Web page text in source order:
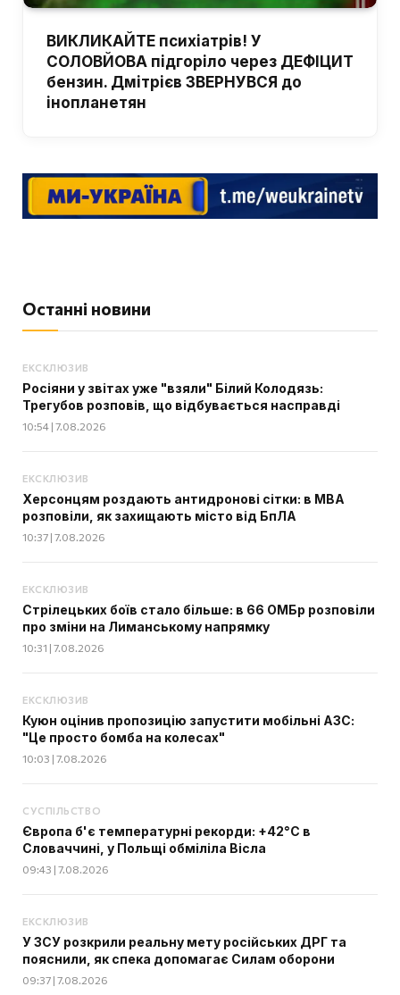
ВИКЛИКАЙТЕ психіатрів! У
СОЛОВЙОВА підгоріло через ДЕФІЦИТ
бензин. Дмітрієв ЗВЕРНУВСЯ до
інопланетян
Останні новини
ЕКСКЛЮЗИВ
Росіяни у звітах уже "взяли" Білий Колодязь:
Трегубов розповів, що відбувається насправді
10:54 | 7.08.2026
ЕКСКЛЮЗИВ
Херсонцям роздають антидронові сітки: в МВА
розповіли, як захищають місто від БпЛА
10:37 | 7.08.2026
ЕКСКЛЮЗИВ
Стрілецьких боїв стало більше: в 66 ОМБр розповіли
про зміни на Лиманському напрямку
10:31 | 7.08.2026
ЕКСКЛЮЗИВ
Куюн оцінив пропозицію запустити мобільні АЗС:
"Це просто бомба на колесах"
10:03 | 7.08.2026
СУСПІЛЬСТВО
Європа б'є температурні рекорди: +42°C в
Словаччині, у Польщі обміліла Вісла
09:43 | 7.08.2026
ЕКСКЛЮЗИВ
У ЗСУ розкрили реальну мету російських ДРГ та
пояснили, як спека допомагає Силам оборони
09:37 | 7.08.2026